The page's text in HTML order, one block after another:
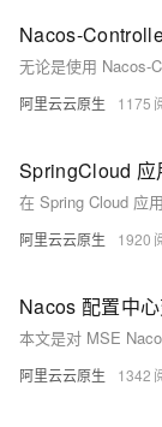
阿里云云原生 1175
SpringCloud 应
阿里云云原生 1920
Nacos 配置中
阿里云云原生 1342